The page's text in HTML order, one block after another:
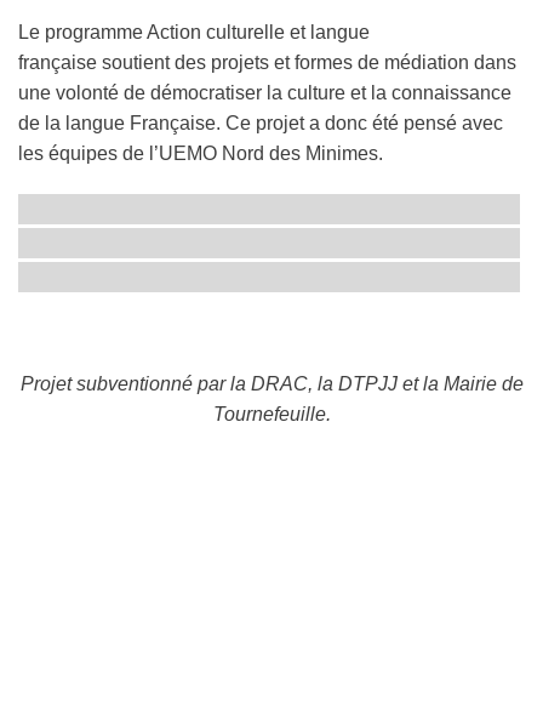
Le programme Action culturelle et langue
française soutient des projets et formes de médiation dans
une volonté de démocratiser la culture et la connaissance
de la langue Française. Ce projet a donc été pensé avec
les équipes de l’UEMO Nord des Minimes.
Projet subventionné par la DRAC, la DTPJJ et la Mairie de
Tournefeuille.